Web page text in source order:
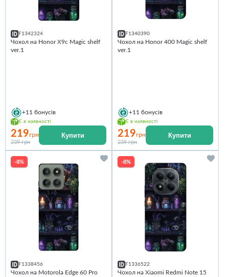
F1342324
Чохол на Honor X9c Magic shelf
ver.1
+11 бонусів
Є в наявності
219грн
239 грн
Купити
F1340390
Чохол на Honor 400 Magic shelf
ver.1
+11 бонусів
Є в наявності
219грн
239 грн
Купити
-8%
F1338456
Чохол на Motorola Edge 60 Pro
-8%
F1336522
Чохол на Xiaomi Redmi Note 15